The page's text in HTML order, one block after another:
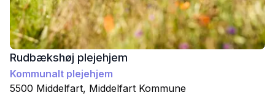
Rudbækshøj plejehjem
Kommunalt plejehjem
5500 Middelfart, Middelfart Kommune